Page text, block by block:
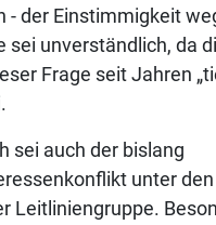
- der Einstimmigkeit
sei unverständlich, da
Frage seit Jahren
sei auch der bislang
unter den
Leitliniengruppe.